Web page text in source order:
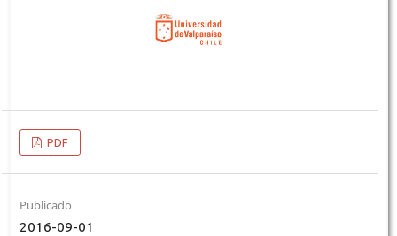
PDF
Publicado
2016-09-01